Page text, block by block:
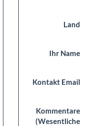
Land
Ihr Name
Kontakt Email
Kommentare
(Wesentliche